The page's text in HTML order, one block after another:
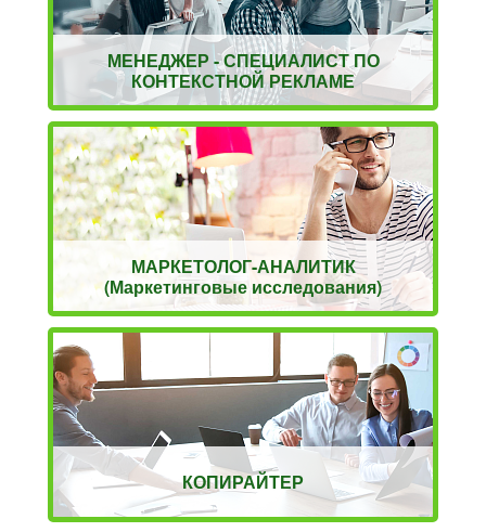
МЕНЕДЖЕР - СПЕЦИАЛИСТ ПО
КОНТЕКСТНОЙ РЕКЛАМЕ
МАРКЕТОЛОГ-АНАЛИТИК
(Маркетинговые исследования)
КОПИРАЙТЕР